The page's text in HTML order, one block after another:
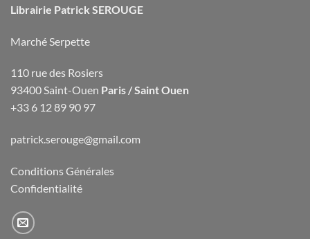
Librairie Patrick SEROUGE
Marché Serpette
110 rue des Rosiers
93400 Saint-Ouen Paris / Saint Ouen
+33 6 12 89 90 97
patrick.serouge@gmail.com
Conditions Générales
Confidentialité